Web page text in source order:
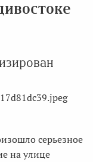
серьезное
на улице